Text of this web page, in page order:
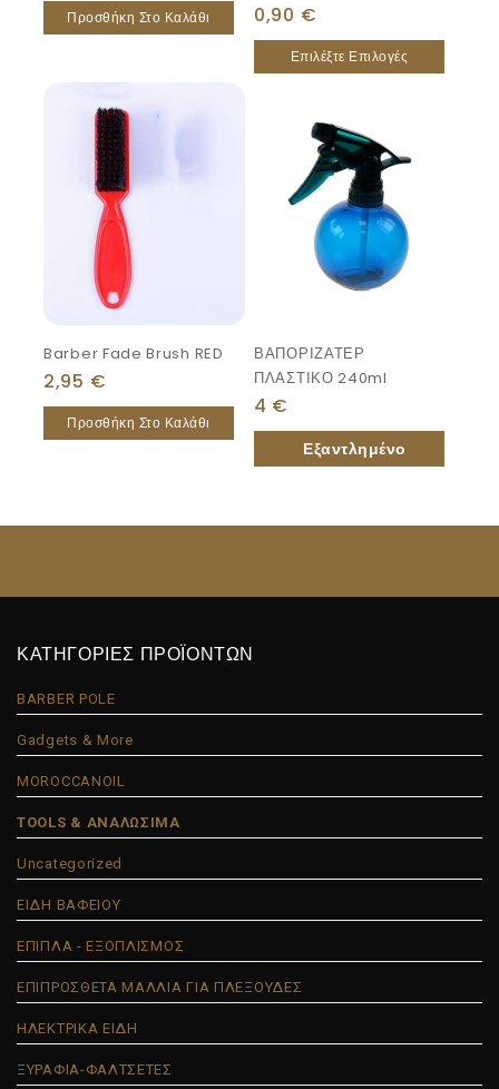
Προσθήκη Στο Καλάθι 0,90 €
Επιλέξτε Επιλογές
Barber Fade Brush RED
2,95 €
Προσθήκη Στο Καλάθι
ΒΑΠΟΡΙΖΑΤΕΡ
ΠΛΑΣΤΙΚΟ 240ml
4 €
ΚΑΤΗΓΟΡΙΕΣ ΠΡΟΪΟΝΤΩΝ
BARBER POLE
Gadgets & More
MOROCCANOIL
TOOLS & ΑΝΑΛΩΣΙΜΑ
Uncategorized
ΕΙΔΗ ΒΑΦΕΙΟΥ
ΕΠΙΠΛΑ - ΕΞΟΠΛΙΣΜΟΣ
ΕΠΙΠΡΟΣΘΕΤΑ ΜΑΛΛΙΑ ΓΙΑ ΠΛΕΞΟΥΔΕΣ
ΗΛΕΚΤΡΙΚΑ ΕΙΔΗ
ΞΥΡΑΦΙΑ-ΦΑΛΤΣΕΤΕΣ